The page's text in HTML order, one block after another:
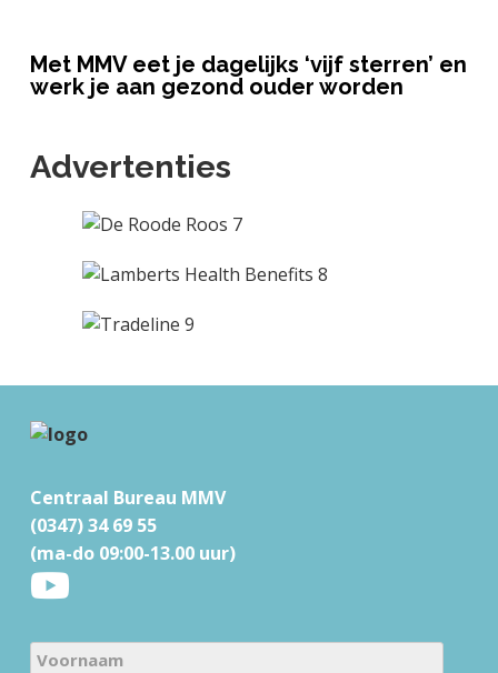
Met MMV eet je dagelijks ‘vijf sterren’ en
werk je aan gezond ouder worden
Advertenties
Centraal Bureau MMV
(0347) 34 69 55
(ma-do 09:00-13.00 uur)
N